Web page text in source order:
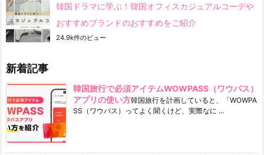
韓国ドラマに学ぶ！韓国オフィスカジュアルコーデや
おすすめブランドのおすすめをご紹介
24.9k件のビュー
新着記事
韓国旅行で必須アイテムWOWPASS（ワウパス）
アプリの使い方韓国旅行を計画していると、「WOWPA
SS（ワウパス）ってよく聞くけど、実際なに ...